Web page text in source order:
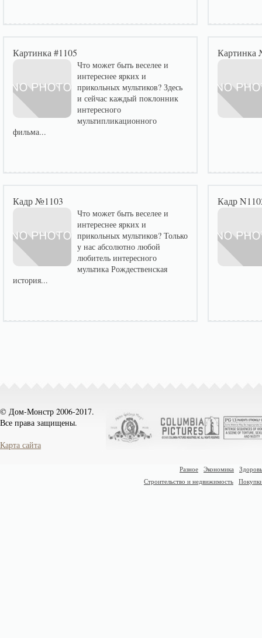
Картинка #1105
Что может быть веселее и
интереснее ярких и
прикольных мультиков? Здесь
и сейчас каждый поклонник
интересного
мультипликационного
фильма...
Картинка
Кадр №1103
Что может быть веселее и
интереснее ярких и
прикольных мультиков? Только
у нас абсолютно любой
любитель интересного
мультика Рождественская
история...
Кадр
© Дом-Монстр 2006-2017.
Все права защищены.
Карта сайта
Разное Экономика
Строительство и недвижимость